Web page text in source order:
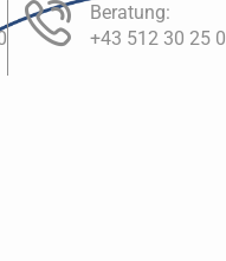
Beratung:
+43 512 30 25